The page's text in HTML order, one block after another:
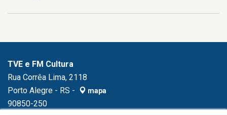
TVE e FM Cultura
Rua Corrêa Lima, 2118
Porto Alegre - RS -
mapa
90850-250